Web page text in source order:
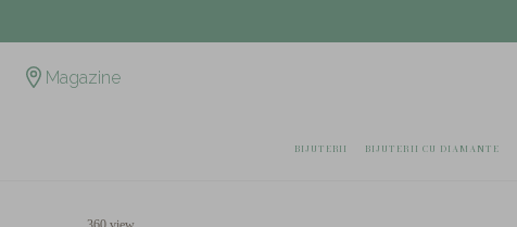
Magazine
BIJUTERII BIJUTERII CU DIAMANTE